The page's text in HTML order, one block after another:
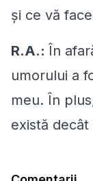
şi ce vă
R.A.: În
umorului a
meu. În
există